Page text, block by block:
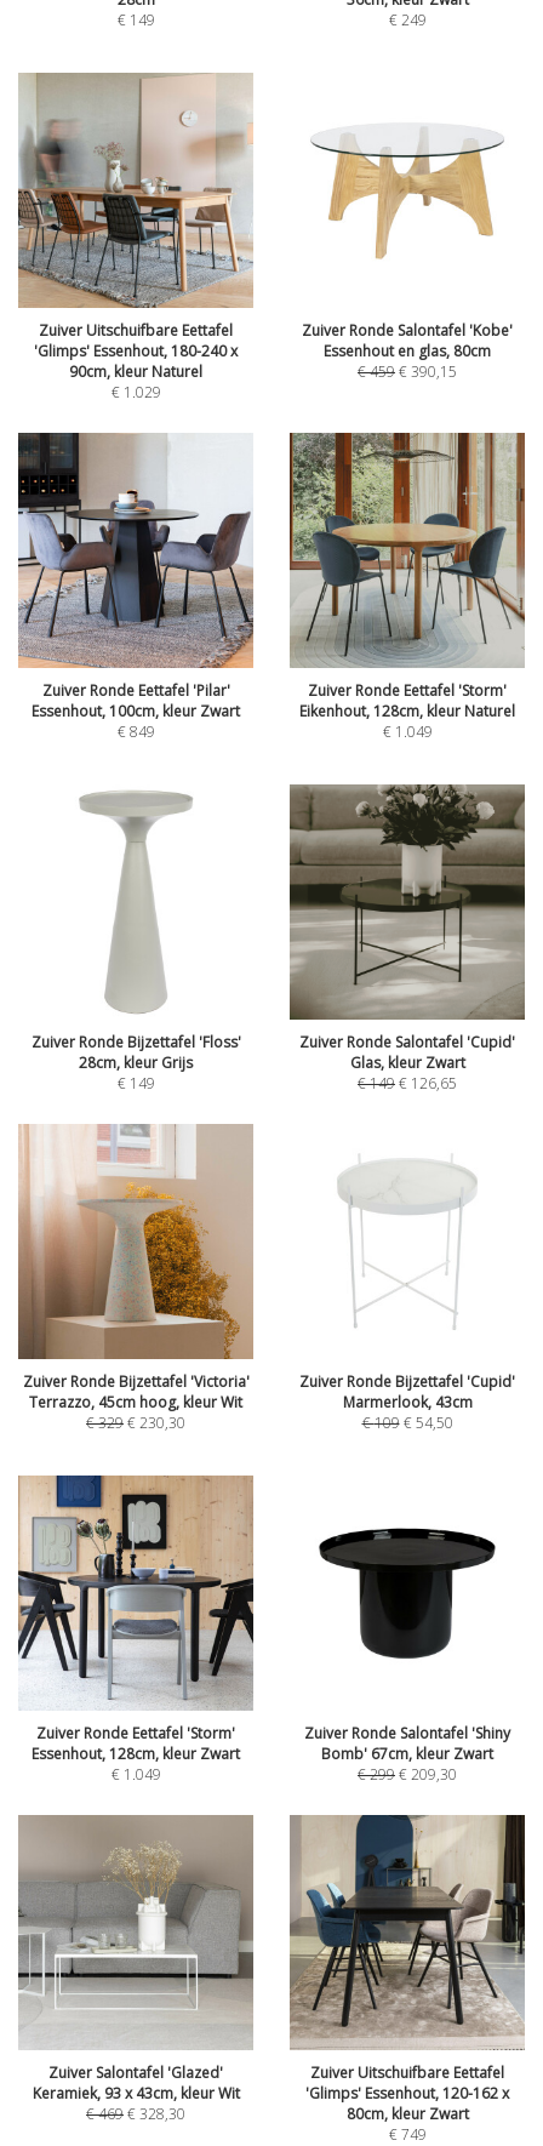
€ 149
€249
Zuiver Uitschuifbare Eettafel
'Glimps' Essenhout, 180-240 x
90cm, kleur Naturel
€ 1.029
Zuiver Ronde Salontafel 'Kobe'
Essenhout en glas, 80cm
€459€390,15
Zuiver Ronde Eettafel 'Pilar'
Essenhout, 100cm, kleur Zwart
€849
Zuiver Ronde Eettafel 'Storm'
Eikenhout, 128cm, kleur Naturel
€ 1.049
Zuiver Ronde Bijzettafel 'Floss'
28cm, kleur Grijs
€ 149
Zuiver Ronde Salontafel 'Cupid'
Glas, kleur Zwart
€149€ 126,65
Zuiver Ronde Bijzettafel 'Victoria'
Terrazzo, 45cm hoog, kleur Wit
€329€230,30
Zuiver Ronde Bijzettafel 'Cupid'
Marmerlook, 43cm
€109 €54,50
Zuiver Ronde Eettafel 'Storm'
Essenhout, 128cm, kleur Zwart
€ 1.049
Zuiver Ronde Salontafel 'Shiny
Bomb' 67cm, kleur Zwart
€299€209,30
Zuiver Salontafel 'Glazed'
Keramiek, 93 x 43cm, kleur Wit
€469€328,30
Zuiver Uitschuifbare Eettafel
'Glimps' Essenhout, 120-162 x
80cm, kleur Zwart
€749